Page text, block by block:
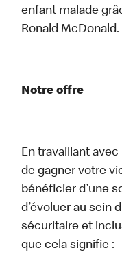
enfant malade
Ronald McDonald.
Notre offre
En travaillant
de gagner votre
bénéficier d’une
d’évoluer au sein
sécuritaire et
que cela signifie :